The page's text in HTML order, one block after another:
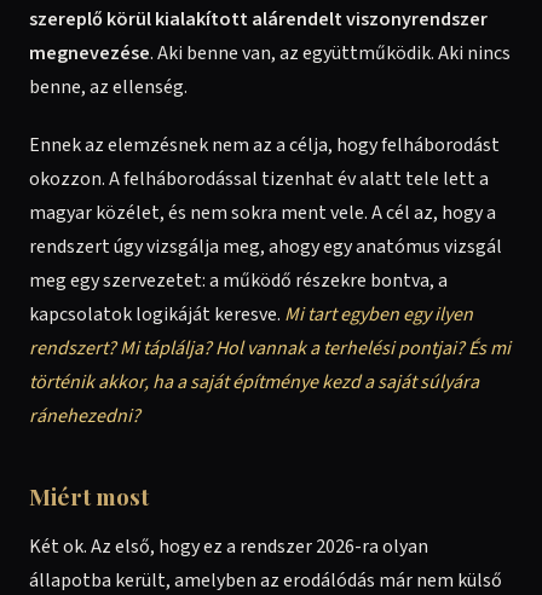
szereplő körül kialakított alárendelt viszonyrendszer
megnevezése. Aki benne van, az együttműködik. Aki nincs
benne, az ellenség.
Ennek az elemzésnek nem az a célja, hogy felháborodást
okozzon. A felháborodással tizenhat év alatt tele lett a
magyar közélet, és nem sokra ment vele. A cél az, hogy a
rendszert úgy vizsgálja meg, ahogy egy anatómus vizsgál
meg egy szervezetet: a működő részekre bontva, a
kapcsolatok logikáját keresve. Mi tart egyben egy ilyen
rendszert? Mi táplálja? Hol vannak a terhelési pontjai? És mi
történik akkor, ha a saját építménye kezd a saját súlyára
ránehezedni?
Miért most
Két ok. Az első, hogy ez a rendszer 2026-ra olyan
állapotba került, amelyben az erodálódás már nem külső